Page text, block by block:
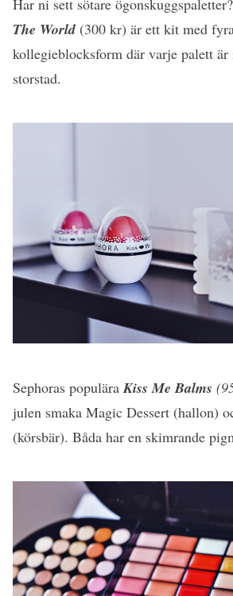
The World(300 kr) är ett kit med
kollegieblocksform där varje palett är
storstad.
Sephoras populäraKiss Me Balms
julen smaka Magic Dessert (hallon)
(körsbär). Båda har en skimrande